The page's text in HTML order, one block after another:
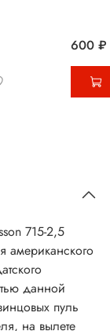
600 ₽
715-2,5
американского
данной
пуль
на вылете